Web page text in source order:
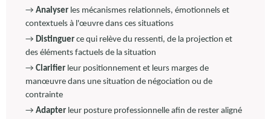
→ Analyser les mécanismes relationnels, émotionnels et
contextuels à l'œuvre dans ces situations
→ Distinguer ce qui relève du ressenti, de la projection et
des éléments factuels de la situation
→ Clarifier leur positionnement et leurs marges de
manœuvre dans une situation de négociation ou de
contrainte
→ Adapter leur posture professionnelle afin de rester aligné